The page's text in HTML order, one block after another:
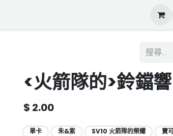
<火箭隊的>鈴鐺
$ 2.00
單卡 朱&紫 SV10 火箭隊的榮耀 寶